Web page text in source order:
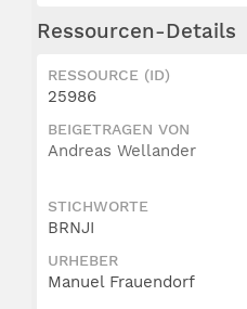
Ressourcen-Details
RESSOURCE (ID)
25986
BEIGETRAGEN VON
Andreas Wellander
STICHWORTE
BRNJI
URHEBER
Manuel Frauendorf